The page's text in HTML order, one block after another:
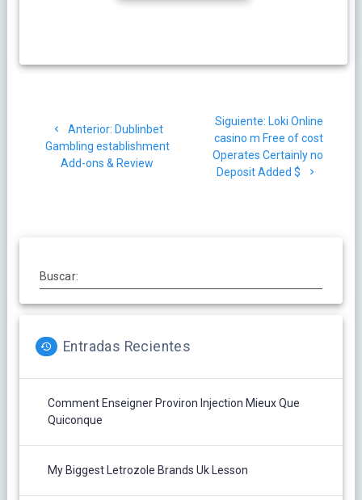
de
entradas
Anterior: Post
anterior:
Dublinbet
Gambling establishment
Add-ons & Review
Siguiente: Siguiente
post:
Loki Online
casino m Free of cost
Operates Certainly no
Deposit Added $
Buscar:
Entradas Recientes
Comment Enseigner Proviron Injection Mieux Que
Quiconque
My Biggest Letrozole Brands Uk Lesson